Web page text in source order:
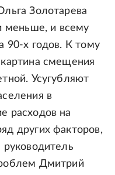
Золотарева
меньше, и всему
90-х годов. К тому
смещения
Усугубляют
в
расходов на
других факторов,
Дмитрий